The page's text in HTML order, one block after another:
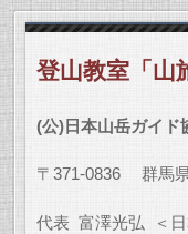
登山教室「山
(公)日本山岳ガイド
〒 371-0836 群馬
代表 富澤光弘 ＜